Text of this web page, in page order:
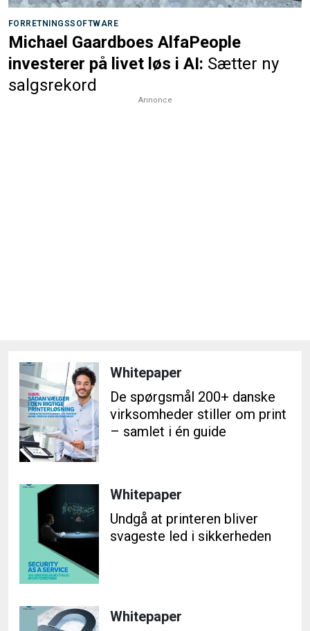
FORRETNINGSSOFTWARE
Michael Gaardboes AlfaPeople
investerer på livet løs i AI: Sætter ny
salgsrekord
Annonce
Whitepaper
De spørgsmål 200+ danske
virksomheder stiller om print
– samlet i én guide
Whitepaper
Undgå at printeren bliver
svageste led i sikkerheden
Whitepaper